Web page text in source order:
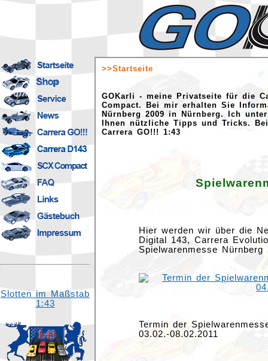
Slotten im Maßstab
1:43
>>Startseite
GOKarli - meine Privatseite für die
Compact. Bei mir erhalten Sie
Nürnberg 2009 in Nürnberg. Ich
Ihnen nützliche Tipps und Tricks.
Carrera GO!!! 1:43
Hier werden wir über die
Digital 143, Carrera
Spielwarenmesse Nürnberg
Termin der
03.02.-08.02.2011